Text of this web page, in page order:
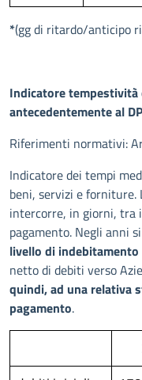
*(gg di ritardo/anticipo
Indicatore
antecedentemente al
Riferimenti normativi:
Indicatore dei tempi
beni, servizi e forniture.
intercorre, in giorni, tra
pagamento. Negli anni
livello di
netto di debiti verso
quindi, ad una relativa
pagamento.